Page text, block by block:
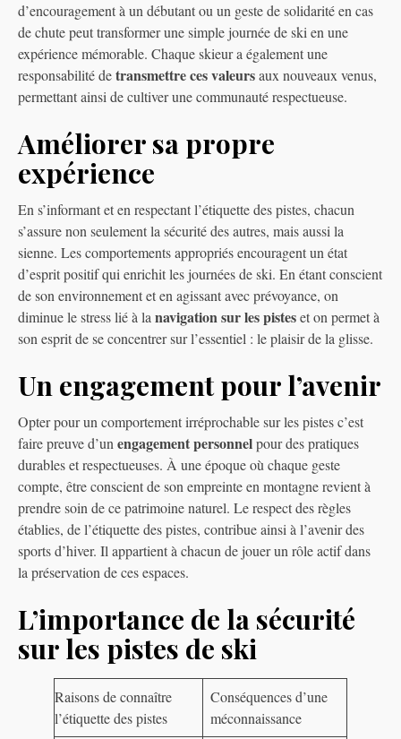
d’encouragement à un débutant ou un geste de solidarité en cas
de chute peut transformer une simple journée de ski en une
expérience mémorable. Chaque skieur a également une
responsabilité detransmettre ces valeursaux nouveaux venus,
permettant ainsi de cultiver une communauté respectueuse.
Améliorer sa propre
expérience
En s’informant et en respectant l’étiquette des pistes, chacun
s’assure non seulement la sécurité des autres, mais aussi la
sienne. Les comportements appropriés encouragent un état
d’esprit positif qui enrichit les journées de ski. En étant conscient
de son environnement et en agissant avec prévoyance, on
diminue le stress lié à lanavigation sur les pisteset on permet à
son esprit de se concentrer sur l’essentiel : le plaisir de la glisse.
Un engagement pour l’avenir
Opter pour un comportement irréprochable sur les pistes c’est
faire preuve d’unengagement personnelpour des pratiques
durables et respectueuses. À une époque où chaque geste
compte, être conscient de son empreinte en montagne revient à
prendre soin de ce patrimoine naturel. Le respect des règles
établies, de l’étiquette des pistes, contribue ainsi à l’avenir des
sports d’hiver. Il appartient à chacun de jouer un rôle actif dans
la préservation de ces espaces.
L’importance de la sécurité
sur les pistes de ski
Raisons de connaître
l’étiquette des pistes
Conséquences d’une
méconnaissance